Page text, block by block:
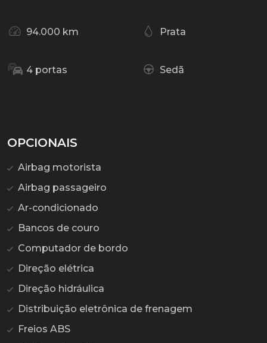
94.000 km Prata
4 portas Sedã
OPCIONAIS
Airbag motorista
Airbag passageiro
Ar-condicionado
Bancos de couro
Computador de bordo
Direção elétrica
Direção hidráulica
Distribuição eletrônica de frenagem
Freios ABS